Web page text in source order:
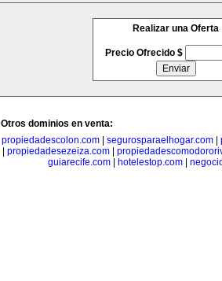
Realizar una Oferta
Precio Ofrecido $
Otros dominios en venta:
propiedadescolon.com| segurosparaelhogar.com|
propiedadesezeiza.com|
guiarecife.com
hotelestop.com